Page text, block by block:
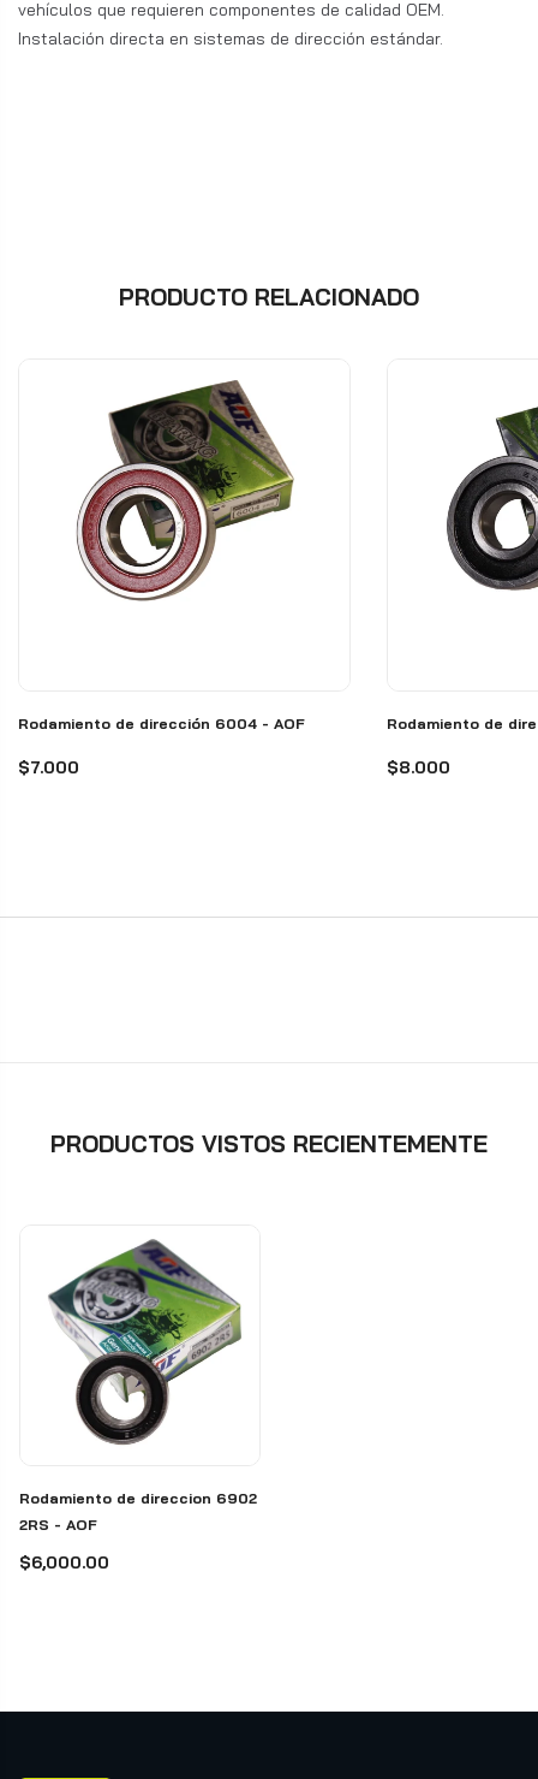
vehículos que requieren componentes de calidad OEM.
Instalación directa en sistemas de dirección estándar.
PRODUCTO RELACIONADO
Rodamiento de dirección 6004 - AOF
$7.000
Rodamiento de
$8.000
PRODUCTOS VISTOS RECIENTEMENTE
Rodamiento de direccion 6902
2RS - AOF
$6,000.00